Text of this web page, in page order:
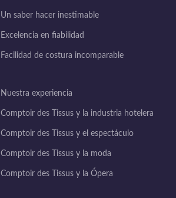
Un saber hacer inestimable
Excelencia en fiabilidad
Facilidad de costura incomparable
Nuestra experiencia
Comptoir des Tissus y la industria hotelera
Comptoir des Tissus y el espectáculo
Comptoir des Tissus y la moda
Comptoir des Tissus y la Ópera